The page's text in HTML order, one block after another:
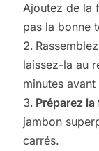
Ajoutez de la
pas la bonne
laissez-la au
minutes
Préparez la
jambon
carrés.